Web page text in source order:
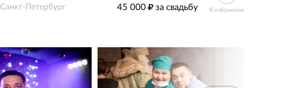
Санкт-Петербург
45 000
за свадьбу В избранное